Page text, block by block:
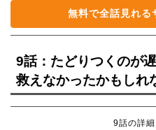
無料で全話見れる
9話：たどりつくのが
救えなかったかもしれ
9話の詳